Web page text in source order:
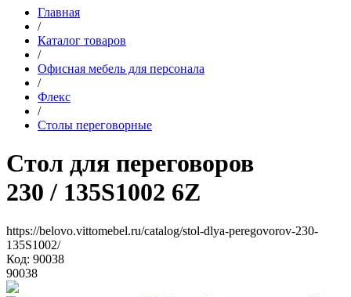
Главная
/
Каталог товаров
/
Офисная мебель для персонала
/
Флекс
/
Столы переговорные
Стол для переговоров
230 / 135S1002 6Z
https://belovo.vittomebel.ru/catalog/stol-dlya-peregovorov-230-
135S1002/
Код: 90038
90038